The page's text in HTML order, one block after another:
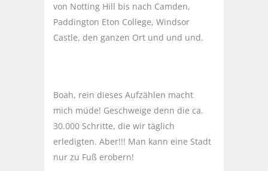
von Notting Hill bis nach Camden,
Paddington Eton College, Windsor
Castle, den ganzen Ort und und und.
Boah, rein dieses Aufzählen macht
mich müde! Geschweige denn die ca.
30.000 Schritte, die wir täglich
erledigten. Aber!!! Man kann eine Stadt
nur zu Fuß erobern!